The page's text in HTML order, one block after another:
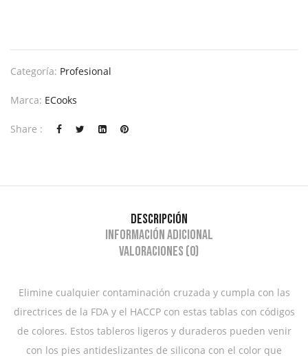
Categoría: Profesional
Marca: ECooks
Share :
Descripción
Información adicional
Valoraciones (0)
Elimine cualquier contaminación cruzada y cumpla con las
directrices de la FDA y el HACCP con estas tablas con códigos
de colores. Estos tableros ligeros y duraderos pueden venir
con los pies antideslizantes de silicona con el color que